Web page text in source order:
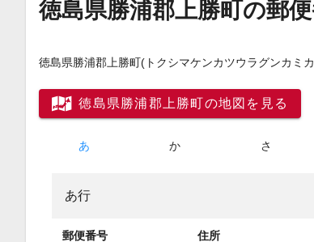
徳島県勝浦郡上勝町の郵
徳島県勝浦郡上勝町(トクシマケンカツウラグンカミ
徳島県勝浦郡上勝町の地図を見る
あ か さ
あ行
郵便番号 住所